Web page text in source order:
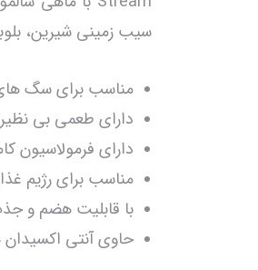
سیب زمینی شیرین،
مناسب برای سگ
دارای طعمی بی نظیر
دارای فرمولاسیون
مناسب برای رژیم
با قابلیت هضم و
حاوی آنتی اکسیدان